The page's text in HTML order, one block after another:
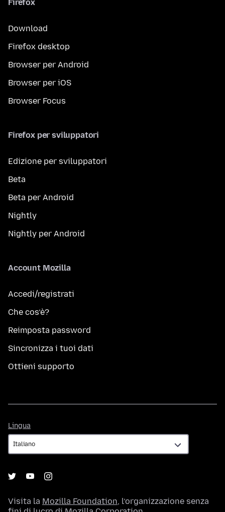
Firefox
Download
Firefox desktop
Browser per Android
Browser per iOS
Browser Focus
Firefox per sviluppatori
Edizione per sviluppatori
Beta
Beta per Android
Nightly
Nightly per Android
Account Mozilla
Accedi/registrati
Che cos’è?
Reimposta password
Sincronizza i tuoi dati
Ottieni supporto
Lingua
Visita la Mozilla Foundation, l’organizzazione senza